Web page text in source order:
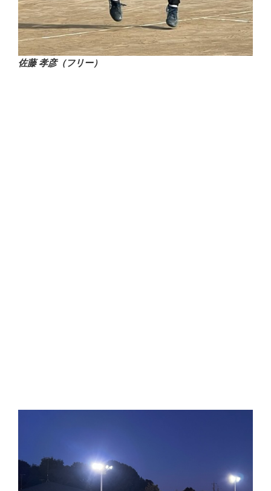
佐藤 孝彦（フリー）